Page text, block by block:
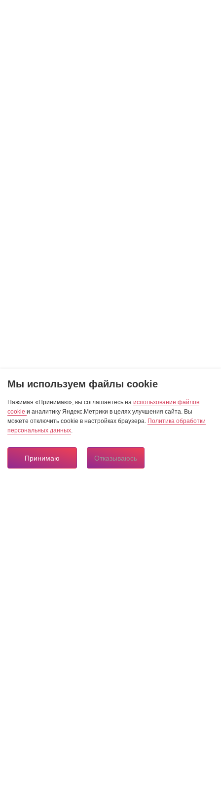
Мы используем файлы cookie
Нажимая «Принимаю», вы соглашаетесь на использование файлов
cookie и аналитику Яндекс.Метрики в целях улучшения сайта. Вы
можете отключить cookie в настройках браузера. Политика обработки
персональных данных.
Принимаю Отказываюсь